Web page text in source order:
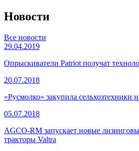
Новости
Все новости
29.04.2019
Опрыскиватели Patriot получат
20.07.2018
«Русмолко» закупила сельхозтехники
05.07.2018
AGCO-RM запускает новые
тракторы Valtra